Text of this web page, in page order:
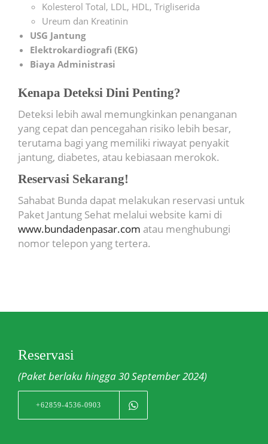
Kolesterol Total, LDL, HDL, Trigliserida
Ureum dan Kreatinin
USG Jantung
Elektrokardiografi (EKG)
Biaya Administrasi
Kenapa Deteksi Dini Penting?
Deteksi lebih awal memungkinkan penanganan
yang cepat dan pencegahan risiko lebih besar,
terutama bagi yang memiliki riwayat penyakit
jantung, diabetes, atau kebiasaan merokok.
Reservasi Sekarang!
Sahabat Bunda dapat melakukan reservasi untuk
Paket Jantung Sehat melalui website kami di
www.bundadenpasar.com atau menghubungi
nomor telepon yang tertera.
Reservasi
(Paket berlaku hingga 30 September 2024)
+62859-4536-0903